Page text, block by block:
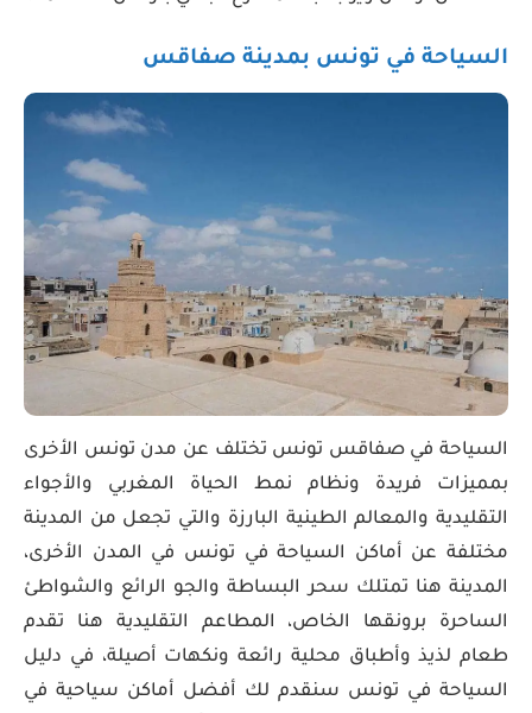
السياحة في تونس بمدينة صفاقس
السياحة في صفاقس تونس تختلف عن مدن تونس الأخرى
بمميزات فريدة ونظام نمط الحياة المغربي والأجواء
التقليدية والمعالم الطينية البارزة والتي تجعل من المدينة
مختلفة عن أماكن السياحة في تونس في المدن الأخرى،
المدينة هنا تمتلك سحر البساطة والجو الرائع والشواطئ
الساحرة برونقها الخاص، المطاعم التقليدية هنا تقدم
طعام لذيذ وأطباق محلية رائعة ونكهات أصيلة، في دليل
السياحة في تونس سنقدم لك أفضل أماكن سياحية في